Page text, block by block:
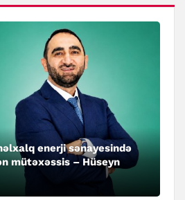
enerji sənayesində
mütəxəssis – Hüseyn